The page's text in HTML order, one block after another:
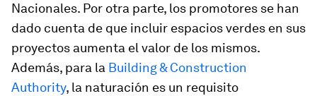
Nacionales. Por otra parte, los promotores se han
dado cuenta de que incluir espacios verdes en sus
proyectos aumenta el valor de los mismos.
Además, para la Building & Construction
Authority, la naturación es un requisito